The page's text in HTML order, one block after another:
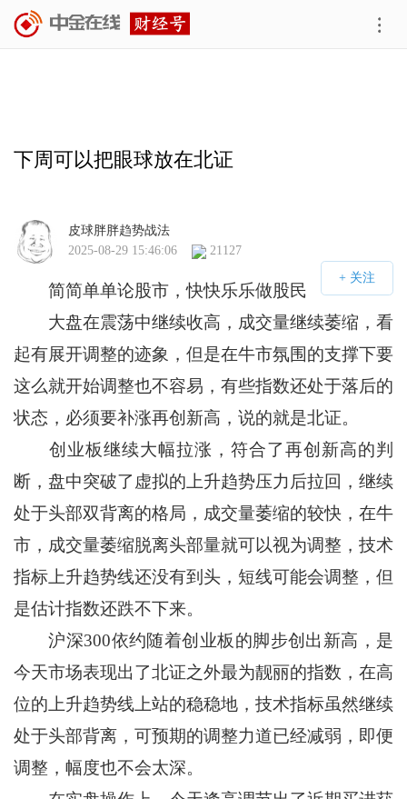
下周可以把眼球放在北证
皮球胖胖趋势战法
2025-08-29 15:46:06
21127
简简单单论股市，快快乐乐做股民
大盘在震荡中继续收高，成交量继续萎缩，看
起有展开调整的迹象，但是在牛市氛围的支撑下要
这么就开始调整也不容易，有些指数还处于落后的
状态，必须要补涨再创新高，说的就是北证。
创业板继续大幅拉涨，符合了再创新高的判
断，盘中突破了虚拟的上升趋势压力后拉回，继续
处于头部双背离的格局，成交量萎缩的较快，在牛
市，成交量萎缩脱离头部量就可以视为调整，技术
指标上升趋势线还没有到头，短线可能会调整，但
是估计指数还跌不下来。
沪深300依约随着创业板的脚步创出新高，是
今天市场表现出了北证之外最为靓丽的指数，在高
位的上升趋势线上站的稳稳地，技术指标虽然继续
处于头部背离，可预期的调整力道已经减弱，即便
调整，幅度也不会太深。